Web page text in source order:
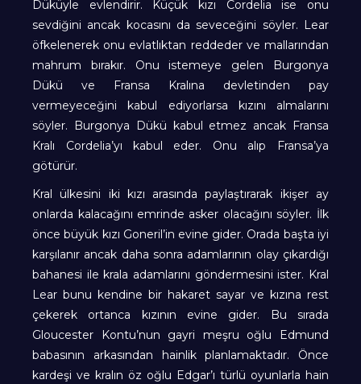
Düküyle evlendirir. Küçük kızı Cordelia ise onu
sevdiğini ancak kocasını da seveceğini söyler. Lear
öfkelenerek onu evlatlıktan reddeder ve mallarından
mahrum bırakır. Onu istemeye gelen Burgonya
Dükü ve Fransa Kralına devletinden pay
vermeyeceğini kabul ediyorlarsa kızını almalarını
söyler. Burgonya Dükü kabul etmez ancak Fransa
Kralı Cordelia’yı kabul eder. Onu alıp Fransa’ya
götürür.
Kral ülkesini iki kızı arasında paylaştırarak ikişer ay
onlarda kalacağını emrinde asker olacağını söyler. İlk
önce büyük kızı Goneril’in evine gider. Orada başta iyi
karşılanır ancak daha sonra adamlarının olay çıkardığı
bahanesi ile krala adamlarını göndermesini ister. Kral
Lear bunu kendine bir hakaret sayar ve kızına rest
çekerek ortanca kızının evine gider. Bu sırada
Gloucester Kontu’nun gayri meşru oğlu Edmund
babasının arkasından hainlik planlamaktadır. Önce
kardeşi ve kralın öz oğlu Edgar’ı türlü oyunlarla hain